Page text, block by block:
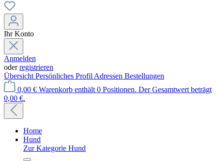
Ihr Konto
Anmelden
oderregistrieren
Übersicht Persönliches Profil Adressen Bestellungen
0,00 € Warenkorb enthält 0 Positionen. Der Gesamtwert beträgt
0,00 €.
Home
Hund
Zur Kategorie Hund